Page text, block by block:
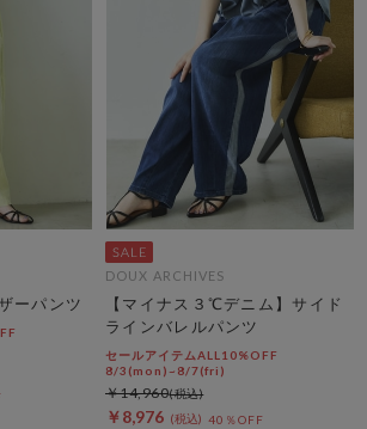
ーパンツ
DOUX ARCHIVES
【マイナス３℃デニム】サイド
ラインバレルパンツ
セールアイテムALL10%OFF
8/3(mon)~8/7(fri)
￥8,976 40％OFF
￥14,960